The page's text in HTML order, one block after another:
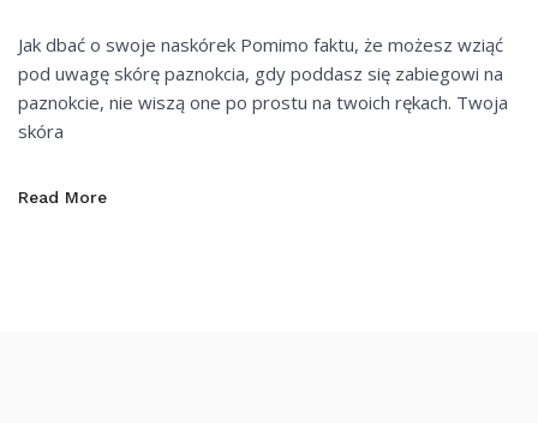
Jak dbać o swoje naskórek Pomimo faktu, że możesz wziąć
pod uwagę skórę paznokcia, gdy poddasz się zabiegowi na
paznokcie, nie wiszą one po prostu na twoich rękach. Twoja
skóra
Read More